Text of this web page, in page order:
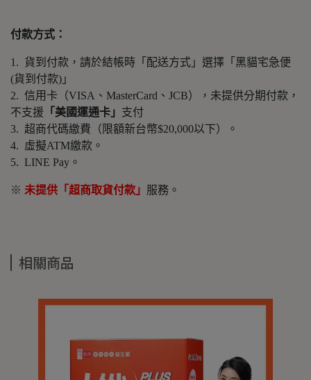
付款方式：
1. 貨到付款，請於結帳時「配送方式」選擇「黑貓宅急便
(貨到付款)」
2. 信用卡（VISA、MasterCard、JCB），未提供分期付款，
不支援 「美國運通卡」 支付
3. 超商代碼繳費（限額新台幣$20,000以下）。
4. 虛擬ATM繳款。
5. LINE Pay。
※ 未提供「超商取貨付款」 服務。
相關商品